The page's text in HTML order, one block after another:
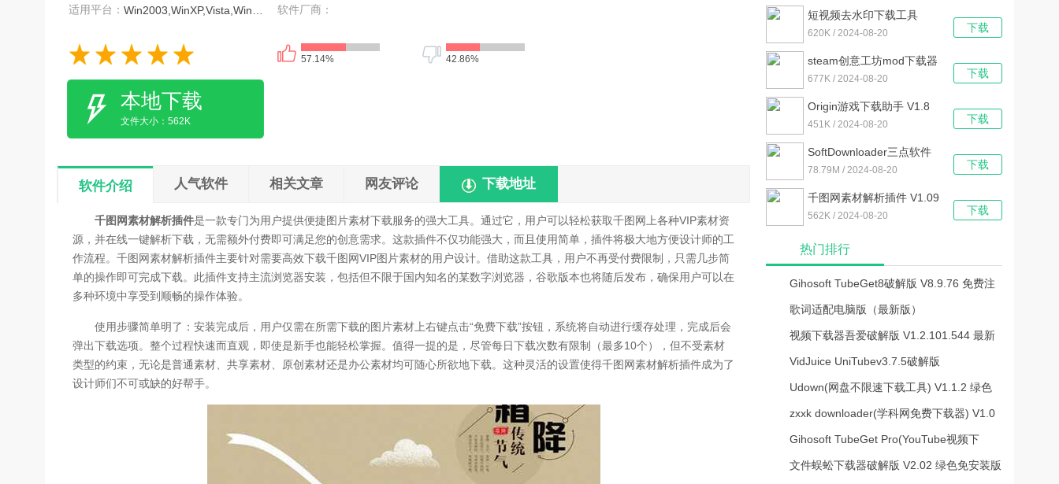
适用平台：
Win2003,WinXP,Vista,Win7,Win8 软件厂商：
57.14% 42.86%
本地下载
文件大小：562K
软件介绍 人气软件 相关文章 网友评论 下载地址
千图网素材解析插件是一款专门为用户提供便捷图片素材下载服务的强大工具。通过它，用户可以轻松获取千图网上各种VIP素材资
源，并在线一键解析下载，无需额外付费即可满足您的创意需求。这款插件不仅功能强大，而且使用简单，插件将极大地方便设计师的工
作流程。千图网素材解析插件主要针对需要高效下载千图网VIP图片素材的用户设计。借助这款工具，用户不再受付费限制，只需几步简
单的操作即可完成下载。此插件支持主流浏览器安装，包括但不限于国内知名的某数字浏览器，谷歌版本也将随后发布，确保用户可以在
多种环境中享受到顺畅的操作体验。
使用步骤简单明了：安装完成后，用户仅需在所需下载的图片素材上右键点击“免费下载”按钮，系统将自动进行缓存处理，完成后会
弹出下载选项。整个过程快速而直观，即使是新手也能轻松掌握。值得一提的是，尽管每日下载次数有限制（最多10个），但不受素材
类型的约束，无论是普通素材、共享素材、原创素材还是办公素材均可随心所欲地下载。这种灵活的设置使得千图网素材解析插件成为了
设计师们不可或缺的好帮手。
绿色版
下载
短视频去水印下载工具
V1.0 绿色版
620K / 2024-08-20
下载
steam创意工坊mod下载器
V2022.4 官方最新版
677K / 2024-08-20
下载
Origin游戏下载助手 V1.8
绿色版
451K / 2024-08-20
下载
SoftDownloader三点软件
下载工具 V1.0 官方版
78.79M / 2024-08-20
下载
千图网素材解析插件 V1.09
最新版
562K / 2024-08-20
热门排行
Gihosoft TubeGet8破解版 V8.9.76 免费注
册码版
歌词适配电脑版（最新版）
视频下载器吾爱破解版 V1.2.101.544 最新
免费版
VidJuice UniTubev3.7.5破解版
Udown(网盘不限速下载工具) V1.1.2 绿色
版
zxxk downloader(学科网免费下载器) V1.0
绿色免费版
Gihosoft TubeGet Pro(YouTube视频下
载)v6.3.4破解版(附注册码)
文件蜈蚣下载器破解版 V2.02 绿色免安装版